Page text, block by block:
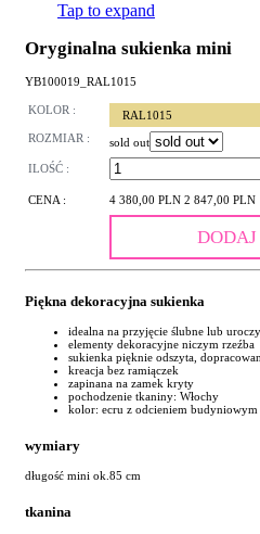
Tap to expand
Oryginalna sukienka mini
YB100019_RAL1015
KOLOR : RAL1015
ROZMIAR : sold out
ILOŚĆ :
CENA : 4 380,00 PLN 2 847,00 PLN
Piękna dekoracyjna sukienka
idealna na przyjęcie ślubne lub
elementy dekoracyjne niczym rzeźba
sukienka pięknie odszyta,
kreacja bez ramiączek
zapinana na zamek kryty
pochodzenie tkaniny: Włochy
kolor: ecru z odcieniem budyniowym
wymiary
długość mini ok.85 cm
tkanina